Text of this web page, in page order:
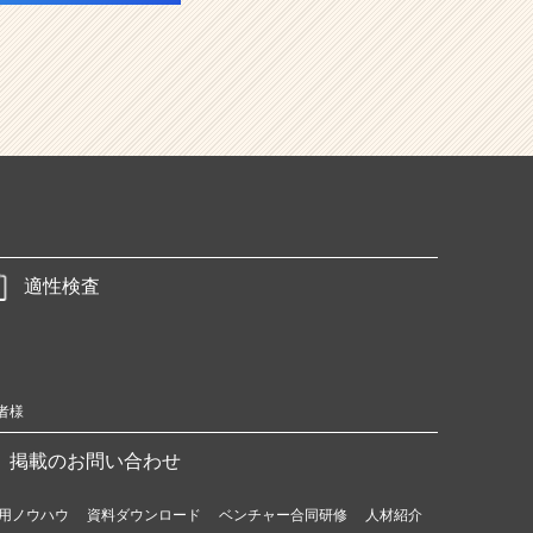
適性検査
様
掲載のお問い合わせ
ノウハウ 資料ダウンロード ベンチャー合同研修 人材紹介